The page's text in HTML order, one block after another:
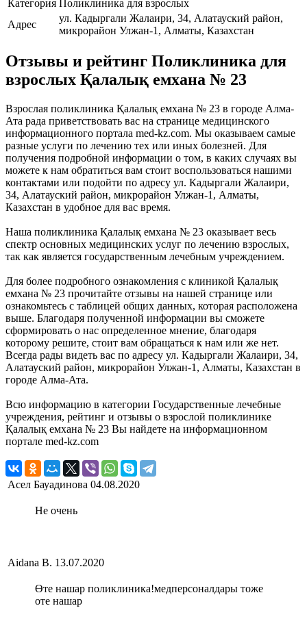
Категория
Поликлиника для взрослых
Адрес
ул. Кадыргали Жалаири, 34, Алатауский район,
микрорайон Улжан-1, Алматы, Казахстан
Отзывы и рейтинг Поликлиника для
взрослых Қалалық емхана № 23
Взрослая поликлиника Қалалық емхана № 23 в городе Алма-
Ата рада приветствовать вас на странице медицинского
информационного портала med-kz.com. Мы оказываем самые
разные услуги по лечению тех или иных болезней. Для
получения подробной информации о том, в каких случаях вы
можете к нам обратиться вам стоит воспользоваться нашими
контактами или подойти по адресу ул. Кадыргали Жалаири,
34, Алатауский район, микрорайон Улжан-1, Алматы,
Казахстан в удобное для вас время.
Наша поликлиника Қалалық емхана № 23 оказывает весь
спектр основных медицинских услуг по лечению взрослых,
так как является государственным лечебным учреждением.
Для более подробного ознакомления с клиникой Қалалық
емхана № 23 прочитайте отзывы на нашей странице или
ознакомьтесь с таблицей общих данных, которая расположена
выше. Благодаря полученной информации вы сможете
сформировать о нас определенное мнение, благодаря
которому решите, стоит вам обращаться к нам или же нет.
Всегда рады видеть вас по адресу ул. Кадыргали Жалаири, 34,
Алатауский район, микрорайон Улжан-1, Алматы, Казахстан в
городе Алма-Ата.
Всю информацию в категории Государственные лечебные
учреждения, рейтинг и отзывы о взрослой поликлинике
Қалалық емхана № 23 Вы найдете на информационном
портале med-kz.com
Асел Бауадинова 04.08.2020
Не очень
Aidana B. 13.07.2020
Өте нашар поликлиника!медперсоналдары тоже
оте нашар